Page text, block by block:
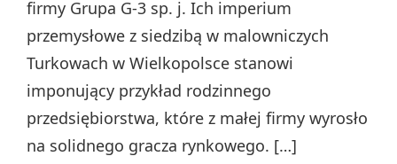
firmy Grupa G-3 sp. j. Ich imperium
przemysłowe z siedzibą w malowniczych
Turkowach w Wielkopolsce stanowi
imponujący przykład rodzinnego
przedsiębiorstwa, które z małej firmy wyrosło
na solidnego gracza rynkowego. […]